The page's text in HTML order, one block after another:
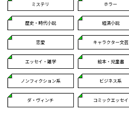
ミステリ ホラー
歴史・時代小説 経済小説
恋愛 キャラクター文芸
エッセイ・雑学 絵本・児童書
ノンフィクション系 ビジネス系
ダ・ヴィンチ コミックエッセイ